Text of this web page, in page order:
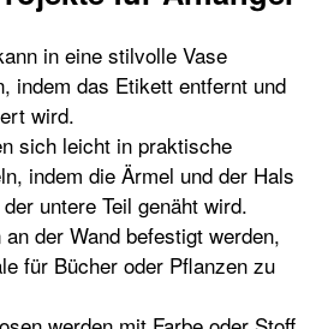
in eine stilvolle Vase
indem das Etikett entfernt und
wird.
sich leicht in praktische
indem die Ärmel und der Hals
untere Teil genäht wird.
der Wand befestigt werden,
für Bücher oder Pflanzen zu